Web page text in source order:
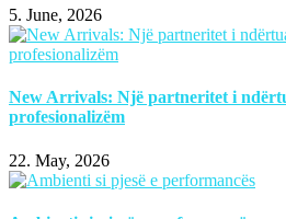
5. June, 2026
New Arrivals: Një partneritet i
profesionalizëm
22. May, 2026